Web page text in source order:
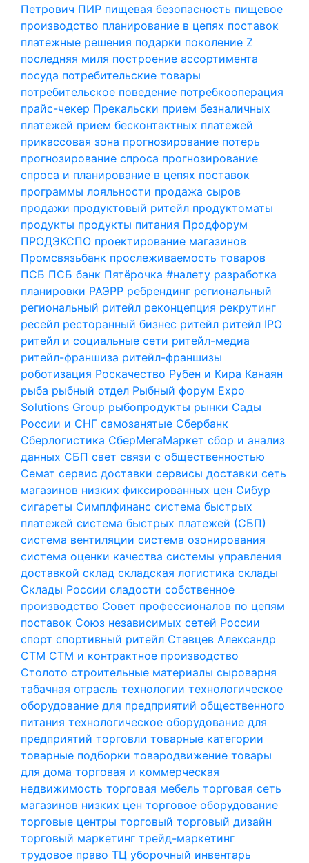
Петрович ПИР пищевая безопасность пищевое
производство планирование в цепях поставок
платежные решения подарки поколение Z
последняя миля построение ассортимента
посуда потребительские товары
потребительское поведение потребкооперация
прайс-чекер Прекальски прием безналичных
платежей прием бесконтактных платежей
прикассовая зона прогнозирование потерь
прогнозирование спроса прогнозирование
спроса и планирование в цепях поставок
программы лояльности продажа сыров
продажи продуктовый ритейл продуктоматы
продукты продукты питания Продфорум
ПРОДЭКСПО проектирование магазинов
Промсвязьбанк прослеживаемость товаров
ПСБ ПСБ банк Пятёрочка #налету разработка
планировки РАЭРР ребрендинг региональный
региональный ритейл реконцепция рекрутинг
ресейл ресторанный бизнес ритейл ритейл IPO
ритейл и социальные сети ритейл-медиа
ритейл-франшиза ритейл-франшизы
роботизация Роскачество Рубен и Кира Канаян
рыба рыбный отдел Рыбный форум Expo
Solutions Group рыбопродукты рынки Сады
России и СНГ самозанятые Сбербанк
Сберлогистика СберМегаМаркет сбор и анализ
данных СБП свет связи с общественностью
Семат сервис доставки сервисы доставки сеть
магазинов низких фиксированных цен Сибур
сигареты Симплфинанс система быстрых
платежей система быстрых платежей (СБП)
система вентиляции система озонирования
система оценки качества системы управления
доставкой склад складская логистика склады
Склады России сладости собственное
производство Совет профессионалов по цепям
поставок Союз независимых сетей России
спорт спортивный ритейл Ставцев Александр
СТМ СТМ и контрактное производство
Столото строительные материалы сыроварня
табачная отрасль технологии технологическое
оборудование для предприятий общественного
питания технологическое оборудование для
предприятий торговли товарные категории
товарные подборки товародвижение товары
для дома торговая и коммерческая
недвижимость торговая мебель торговая сеть
магазинов низких цен торговое оборудование
торговые центры торговый торговый дизайн
торговый маркетинг трейд-маркетинг
трудовое право ТЦ уборочный инвентарь